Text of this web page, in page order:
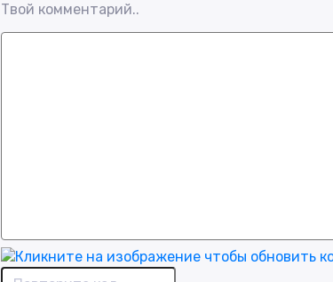
Твой комментарий..